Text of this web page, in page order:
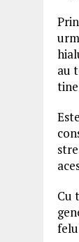
au
Cu